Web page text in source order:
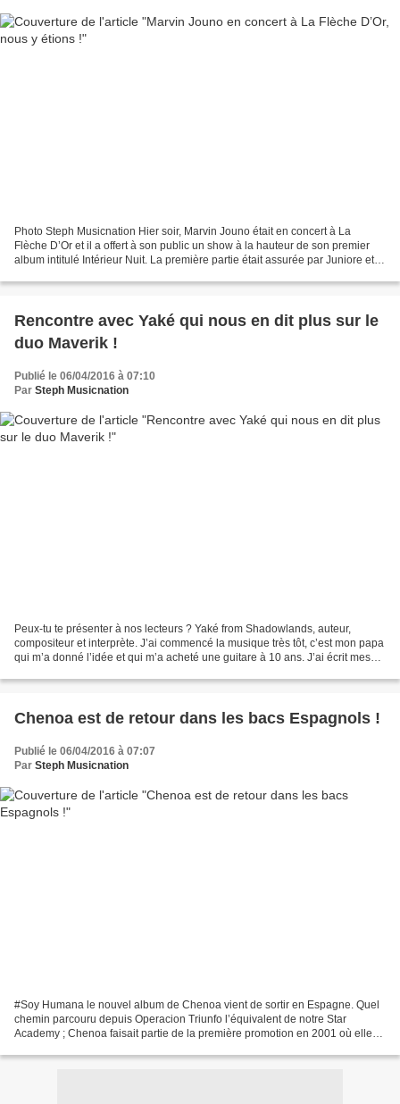
Photo Steph Musicnation Hier soir, Marvin Jouno était en concert à La
Flèche D’Or et il a offert à son public un show à la hauteur de son premier
album intitulé Intérieur Nuit. La première partie était assurée par Juniore et
Rencontre avec Yaké qui nous en dit plus sur le
duo Maverik !
Publié le 06/04/2016 à 07:10
Par Steph Musicnation
Peux-tu te présenter à nos lecteurs ? Yaké from Shadowlands, auteur,
compositeur et interprète. J’ai commencé la musique très tôt, c’est mon papa
qui m’a donné l’idée et qui m’a acheté une guitare à 10 ans. J’ai écrit mes
Chenoa est de retour dans les bacs Espagnols !
Publié le 06/04/2016 à 07:07
Par Steph Musicnation
#Soy Humana le nouvel album de Chenoa vient de sortir en Espagne. Quel
chemin parcouru depuis Operacion Triunfo l’équivalent de notre Star
Academy ; Chenoa faisait partie de la première promotion en 2001 où elle